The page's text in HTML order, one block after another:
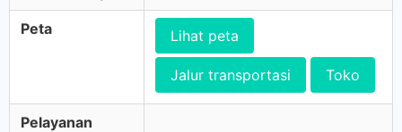
Peta Lihat peta
Jalur transportasi Toko
Pelayanan